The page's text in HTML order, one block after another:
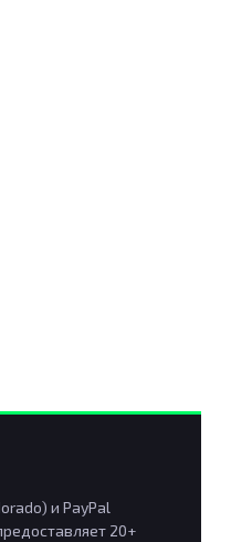
и PayPal
20+